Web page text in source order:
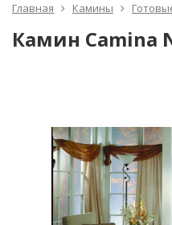
Главная Камины
Камин Camina